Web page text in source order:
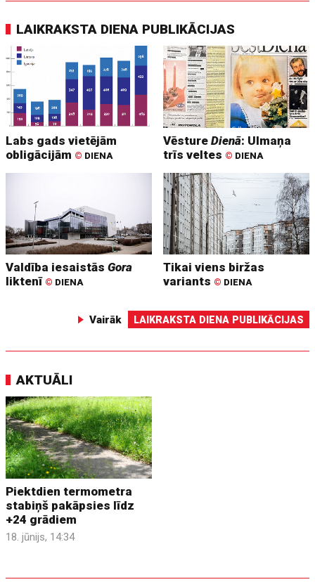
LAIKRAKSTA DIENA PUBLIKĀCIJAS
Labs gads vietējām
obligācijām © DIENA
VēstureDienā: Ulmaņa
trīs veltes © DIENA
Valdība iesaistāsGora
liktenī © DIENA
Tikai viens biržas
variants © DIENA
Vairāk LAIKRAKSTA DIENA PUBLIKĀCIJAS
AKTUĀLI
Piektdien termometra
stabiņš pakāpsies līdz
+24 grādiem
18. jūnijs, 14:34